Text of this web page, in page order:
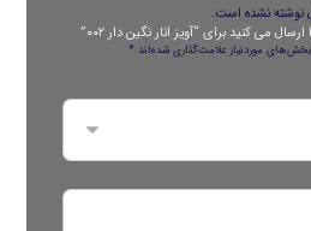
نوشته نشده است.
می کنید برای “آویز انار نگین دار ۰۰۲”
بخش‌های موردنیاز علامت‌گذاری شده‌اند*